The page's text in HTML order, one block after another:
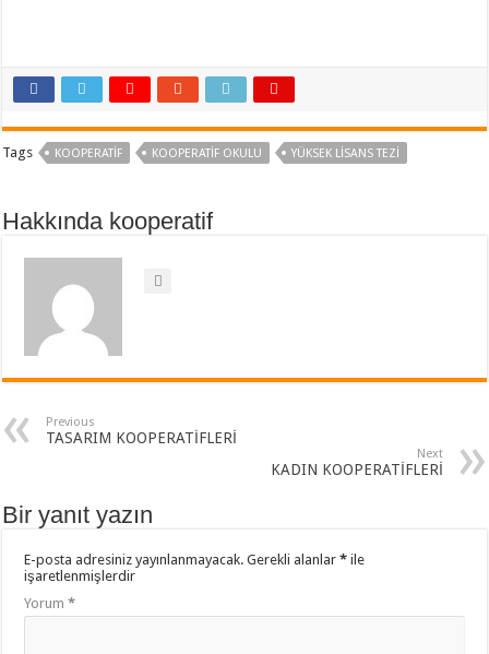
Tags KOOPERATIF KOOPERATIF OKULU YÜKSEK LİSANS TEZİ
Hakkında kooperatif
Previous
TASARIM KOOPERATİFLERİ
Next
KADIN KOOPERATİFLERİ
Bir yanıt yazın
E-posta adresiniz yayınlanmayacak. Gerekli alanlar* ile
işaretlenmişlerdir
Yorum*